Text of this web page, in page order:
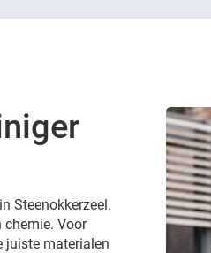
Steenokkerzeel.
chemie. Voor
juiste materialen